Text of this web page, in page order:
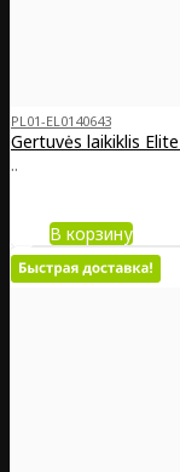
PL01-EL0140643
Gertuvės laikiklis
..
В корзину